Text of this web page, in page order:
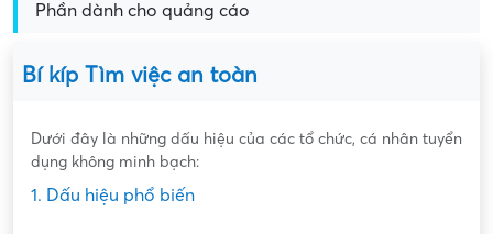
Phần dành cho quảng cáo
Bí kíp Tìm việc an toàn
Dưới đây là những dấu hiệu của các tổ chức, cá nhân tuyển
dụng không minh bạch:
1. Dấu hiệu phổ biến